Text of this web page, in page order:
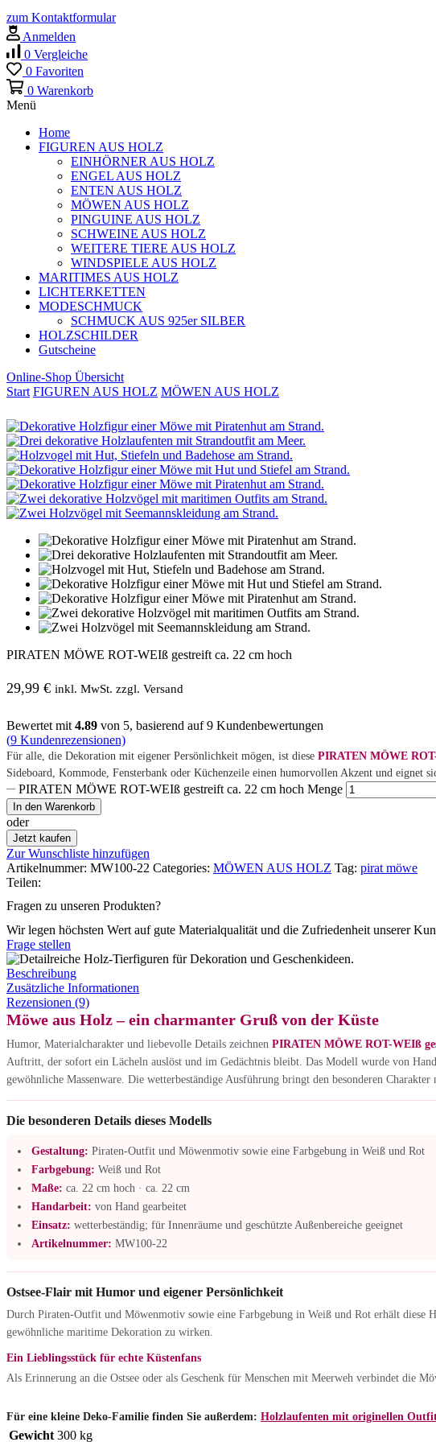
zum Kontaktformular
Anmelden
0 Vergleiche
0 Favoriten
0 Warenkorb
Menü
Home
FIGUREN AUS HOLZ
EINHÖRNER AUS HOLZ
ENGEL AUS HOLZ
ENTEN AUS HOLZ
MÖWEN AUS HOLZ
PINGUINE AUS HOLZ
SCHWEINE AUS HOLZ
WEITERE TIERE AUS HOLZ
WINDSPIELE AUS HOLZ
MARITIMES AUS HOLZ
LICHTERKETTEN
MODESCHMUCK
SCHMUCK AUS 925er SILBER
HOLZSCHILDER
Gutscheine
Online-Shop Übersicht
Start FIGUREN AUS HOLZ MÖWEN AUS HOLZ
PIRATEN MÖWE ROT-WEIß gestreift ca. 22 cm hoch
29,99 € inkl. MwSt. zzgl. Versand
Bewertet mit 4.89 von 5, basierend auf9 Kundenbewertungen
(9 Kundenrezensionen)
Für alle, die Dekoration mit eigener Persönlichkeit mögen, ist diese PIRATEN MÖWE
Sideboard, Kommode, Fensterbank oder Küchenzeile einen humorvollen Akzent und eignet
PIRATEN MÖWE ROT-WEIß gestreift ca. 22 cm hoch Menge
In den Warenkorb
oder
Jetzt kaufen
Zur Wunschliste hinzufügen
Artikelnummer: MW100-22 Categories: MÖWEN AUS HOLZ Tag: pirat möwe
Teilen:
Fragen zu unseren Produkten?
Wir legen höchsten Wert auf gute Materialqualität und die Zufriedenheit unserer
Frage stellen
Beschreibung
Zusätzliche Informationen
Rezensionen (9)
Möwe aus Holz – ein charmanter Gruß von der Küste
Humor, Materialcharakter und liebevolle Details zeichnen PIRATEN MÖWE ROT-WEIß
Auftritt, der sofort ein Lächeln auslöst und im Gedächtnis bleibt. Das Modell wurde von
gewöhnliche Massenware. Die wetterbeständige Ausführung bringt den besonderen
Die besonderen Details dieses Modells
Gestaltung: Piraten-Outfit und Möwenmotiv sowie eine Farbgebung in Weiß und Rot
Farbgebung: Weiß und Rot
Maße: ca. 22 cm hoch · ca. 22 cm
Handarbeit: von Hand gearbeitet
Einsatz: wetterbeständig; für Innenräume und geschützte Außenbereiche geeignet
Artikelnummer: MW100-22
Ostsee-Flair mit Humor und eigener Persönlichkeit
Durch Piraten-Outfit und Möwenmotiv sowie eine Farbgebung in Weiß und Rot erhält diese
gewöhnliche maritime Dekoration zu wirken.
Ein Lieblingsstück für echte Küstenfans
Als Erinnerung an die Ostsee oder als Geschenk für Menschen mit Meerweh verbindet die
Für eine kleine Deko-Familie finden Sie außerdem: Holzlaufenten mit originellen
Gewicht 300 kg